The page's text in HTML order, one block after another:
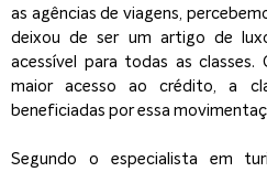
as agências de viagens,
deixou de ser um artigo de
acessível para todas as
maior acesso ao crédito, a
beneficiadas por essa
Segundo o especialista em